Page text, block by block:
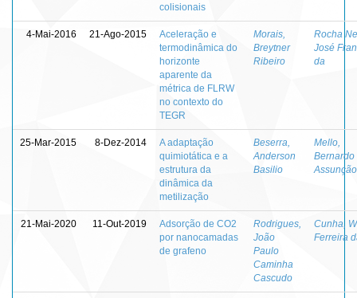
colisionais
4-Mai-2016 21-Ago-2015
Aceleração e
termodinâmica do
horizonte
aparente da
métrica de FLRW
no contexto do
TEGR
Morais,
Breytner
Ribeiro
Rocha
José
da
25-Mar-2015 8-Dez-2014
A adaptação
quimiotática e a
estrutura da
dinâmica da
metilização
Beserra,
Anderson
Basilio
Mello,
Bernardo
Assunção
21-Mai-2020 11-Out-2019
Adsorção de CO2
por nanocamadas
de grafeno
Rodrigues,
João
Paulo
Caminha
Cascudo
Cunha,
Ferreira